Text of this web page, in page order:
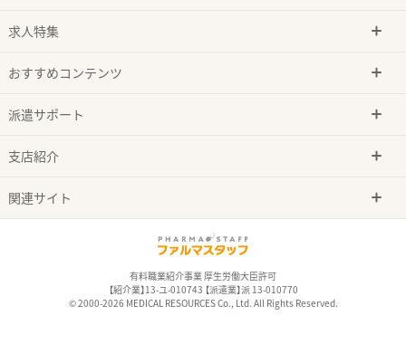
求人特集
おすすめコンテンツ
派遣サポート
支店紹介
関連サイト
有料職業紹介事業 厚生労働大臣許可
【紹介業】13-ユ-010743 【派遣業】派 13-010770
© 2000-2026 MEDICAL RESOURCES Co., Ltd. All Rights Reserved.